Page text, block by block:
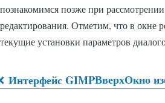
познакомимся позже при
редактирования. Отметим, что в окне
текущие установки параметров
Перекрёстные
Интерфейс GIMPВверхОкно